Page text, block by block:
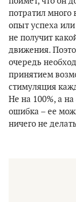
потратил много
опыт успеха
не получит
движения.
очередь
принятием
стимуляция
Не на 100%, а
ошибка – ее
ничего не